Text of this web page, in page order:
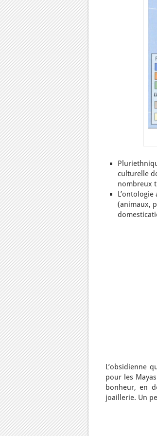
culturelle
nombreux
(animaux,
L’obsidienne
pour les
bonheur, en
joaillerie. Un